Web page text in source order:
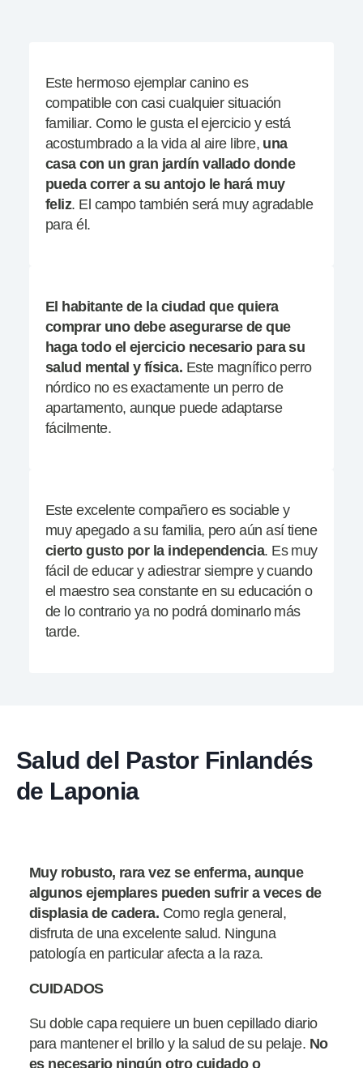
Este hermoso ejemplar canino es
compatible con casi cualquier situación
familiar. Como le gusta el ejercicio y está
acostumbrado a la vida al aire libre, una
casa con un gran jardín vallado donde
pueda correr a su antojo le hará muy
feliz. El campo también será muy agradable
para él.
El habitante de la ciudad que quiera
comprar uno debe asegurarse de que
haga todo el ejercicio necesario para su
salud mental y física. Este magnífico perro
nórdico no es exactamente un perro de
apartamento, aunque puede adaptarse
fácilmente.
Este excelente compañero es sociable y
muy apegado a su familia, pero aún así tiene
cierto gusto por la independencia. Es muy
fácil de educar y adiestrar siempre y cuando
el maestro sea constante en su educación o
de lo contrario ya no podrá dominarlo más
tarde.
Salud del Pastor Finlandés
de Laponia
Muy robusto, rara vez se enferma, aunque
algunos ejemplares pueden sufrir a veces de
displasia de cadera. Como regla general,
disfruta de una excelente salud. Ninguna
patología en particular afecta a la raza.
CUIDADOS
Su doble capa requiere un buen cepillado diario
para mantener el brillo y la salud de su pelaje. No
es necesario ningún otro cuidado o